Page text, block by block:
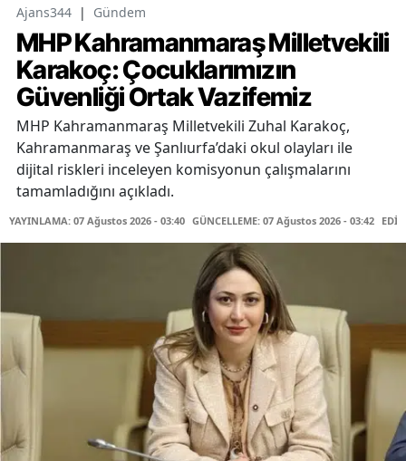
Ajans344 | Gündem
MHP Kahramanmaraş Milletvekili
Karakoç: Çocuklarımızın
Güvenliği Ortak Vazifemiz
MHP Kahramanmaraş Milletvekili Zuhal Karakoç,
Kahramanmaraş ve Şanlıurfa’daki okul olayları ile
dijital riskleri inceleyen komisyonun çalışmalarını
tamamladığını açıkladı.
YAYINLAMA: 07 Ağustos 2026 - 03:40 GÜNCELLEME: 07 Ağustos 2026 - 03:42